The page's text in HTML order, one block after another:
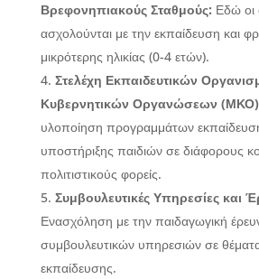
Βρεφονηπιακούς Σταθμούς: Εδώ οι
ασχολούνται με την εκπαίδευση και
μικρότερης ηλικίας (0-4 ετών).
Στελέχη Εκπαιδευτικών
Κυβερνητικών Οργανώσεων
υλοποίηση προγραμμάτων
υποστήριξης παιδιών σε διάφορους
πολιτιστικούς φορείς.
Συμβουλευτικές Υπηρεσίες και
Ενασχόληση με την παιδαγωγική
συμβουλευτικών υπηρεσιών σε
εκπαίδευσης.